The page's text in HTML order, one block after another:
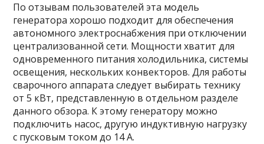
По отзывам пользователей эта модель
генератора хорошо подходит для обеспечения
автономного электроснабжения при отключении
централизованной сети. Мощности хватит для
одновременного питания холодильника, системы
освещения, нескольких конвекторов. Для работы
сварочного аппарата следует выбирать технику
от 5 кВт, представленную в отдельном разделе
данного обзора. К этому генератору можно
подключить насос, другую индуктивную нагрузку
с пусковым током до 14 А.